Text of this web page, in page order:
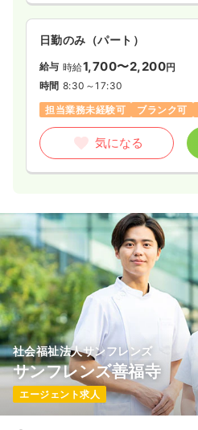
日勤のみ（パート）
給与 時給1,700〜2,200円
時間 8:30～17:30
担当業務未経験可
ブランク可
気になる
社会福祉法人サンフレンズ
サンフレンズ善福寺
エージェント求人